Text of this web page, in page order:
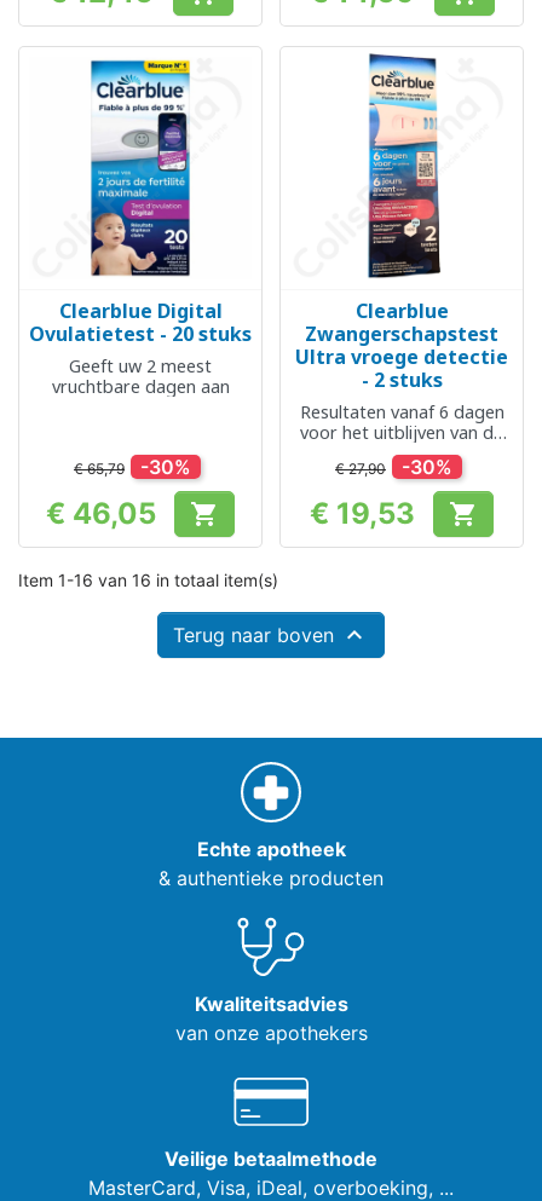
Prijs Prijs
Clearblue Digital
Ovulatietest - 20 stuks
Geeft uw 2 meest
vruchtbare dagen aan
€ 65,79 -30%
Prijs
€ 46,05 
Clearblue
Zwangerschapstest
Ultra vroege detectie
- 2 stuks
Resultaten vanaf 6 dagen
voor het uitblijven van de
menstruatie
€ 27,90 -30%
Prijs
€ 19,53 
Item 1-16 van 16 in totaal item(s)
Terug naar boven 
Echte apotheek
& authentieke producten
Kwaliteitsadvies
van onze apothekers
Veilige betaalmethode
MasterCard, Visa, iDeal, overboeking, ...